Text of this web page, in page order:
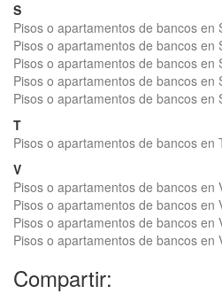
S
Pisos o apartamentos de bancos en
Pisos o apartamentos de bancos en
Pisos o apartamentos de bancos en
Pisos o apartamentos de bancos en
Pisos o apartamentos de bancos en
T
Pisos o apartamentos de bancos en
V
Pisos o apartamentos de bancos en
Pisos o apartamentos de bancos en
Pisos o apartamentos de bancos en
Pisos o apartamentos de bancos en
Compartir: